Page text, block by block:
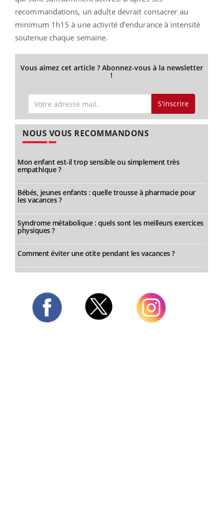
recommandations, un adulte devrait consacrer au
minimum 1h15 à une activité d’endurance à intensité
soutenue chaque semaine.
Vous aimez cet article ? Abonnez-vous à la newsletter
!
S'inscrire
NOUS VOUS RECOMMANDONS
Mon enfant est-il trop sensible ou simplement très
empathique ?
Bébés, jeunes enfants : quelle trousse à pharmacie pour
les vacances ?
Syndrome métabolique : quels sont les meilleurs exercices
physiques ?
Comment éviter une otite pendant les vacances ?